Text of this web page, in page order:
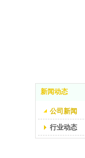
新闻动态
公司新闻
行业动态